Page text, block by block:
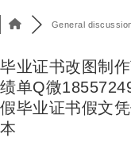
General
毕业证书改图制
绩单Q微
假毕业证书假文
本